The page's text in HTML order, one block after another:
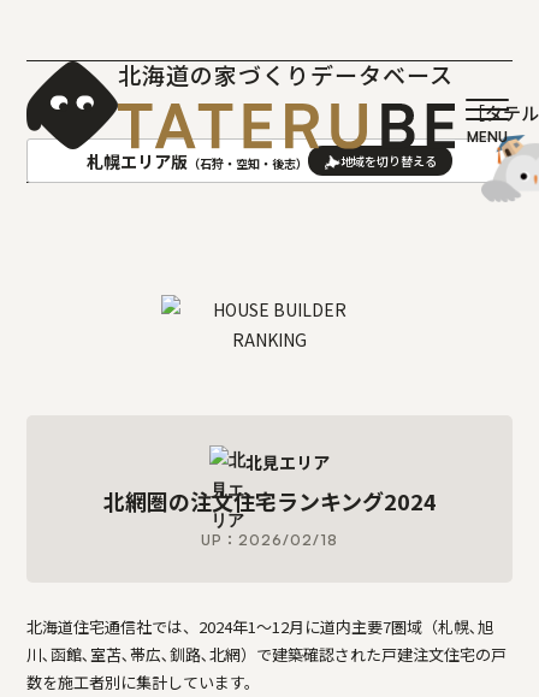
北海道の家づくりデータベース
［タテ
札幌エリア版 （石狩・空知・後志）
札幌(石狩･空知･後志)版
帯広(十勝)版
北見エリア
北網圏の注文住宅ランキング2024
UP：2026/02/18
北海道住宅通信社では、2024年1～12月に道内主要7圏域（札幌､旭
川､函館､室苫､帯広､釧路､北網）で建築確認された戸建注文住宅の戸
数を施工者別に集計しています。